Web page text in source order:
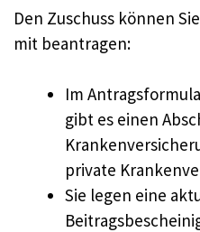
Den Zuschuss können
mit beantragen:
Im
gibt es einen
private
Sie legen eine